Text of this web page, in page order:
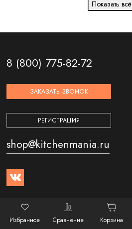
Показать всё
8 (800) 775-82-72
ЗАКАЗАТЬ ЗВОНОК
РЕГИСТРАЦИЯ
shop@kitchenmania.ru
Интернет-магазин
Избранное Сравнение Корзина